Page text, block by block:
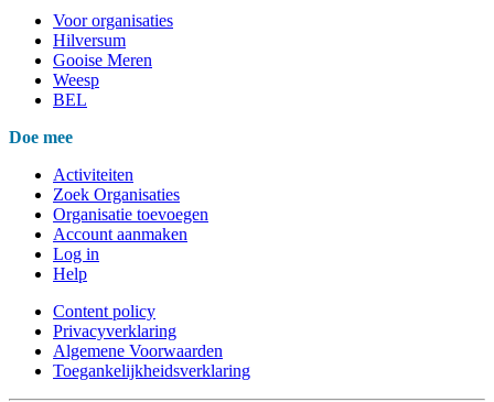
Voor organisaties
Hilversum
Gooise Meren
Weesp
BEL
Doe mee
Activiteiten
Zoek Organisaties
Organisatie toevoegen
Account aanmaken
Log in
Help
Content policy
Privacyverklaring
Algemene Voorwaarden
Toegankelijkheidsverklaring